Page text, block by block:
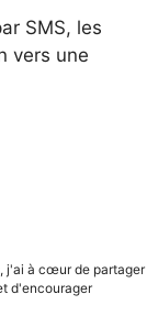
SMS, les
vers une
j'ai à cœur de partager
d'encourager